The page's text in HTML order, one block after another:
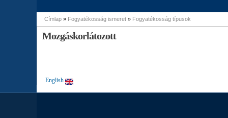
Jelenlegi hely
Címlap » Fogyatékosság ismeret » Fogyatékosság típusok
Mozgáskorlátozott
English